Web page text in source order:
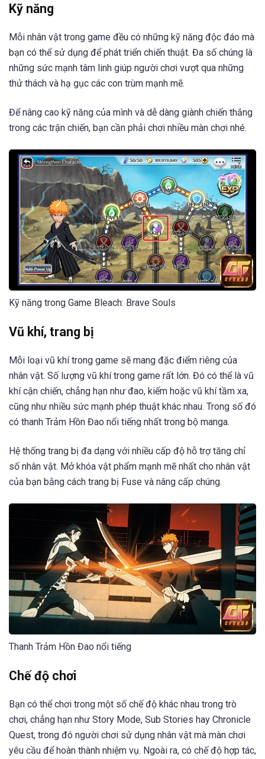
Kỹ năng
Mỗi nhân vật trong game đều có những kỹ năng độc đáo mà
bạn có thể sử dụng để phát triển chiến thuật. Đa số chúng là
những sức mạnh tâm linh giúp người chơi vượt qua những
thử thách và hạ gục các con trùm mạnh mẽ.
Để nâng cao kỹ năng của mình và dễ dàng giành chiến thắng
trong các trận chiến, bạn cần phải chơi nhiều màn chơi nhé.
Kỹ năng trong Game Bleach: Brave Souls
Vũ khí, trang bị
Mỗi loại vũ khí trong game sẽ mang đặc điểm riêng của
nhân vật. Số lượng vũ khí trong game rất lớn. Đó có thể là vũ
khí cận chiến, chẳng hạn như đao, kiếm hoặc vũ khí tầm xa,
cũng như nhiều sức mạnh phép thuật khác nhau. Trong số đó
có thanh Trảm Hồn Đao nổi tiếng nhất trong bộ manga.
Hệ thống trang bị đa dạng với nhiều cấp độ hỗ trợ tăng chỉ
số nhân vật. Mở khóa vật phẩm mạnh mẽ nhất cho nhân vật
của bạn bằng cách trang bị Fuse và nâng cấp chúng.
Thanh Trảm Hồn Đao nổi tiếng
Chế độ chơi
Bạn có thể chơi trong một số chế độ khác nhau trong trò
chơi, chẳng hạn như Story Mode, Sub Stories hay Chronicle
Quest, trong đó người chơi sử dụng nhân vật mà màn chơi
yêu cầu để hoàn thành nhiệm vụ. Ngoài ra, có chế độ hợp tác,